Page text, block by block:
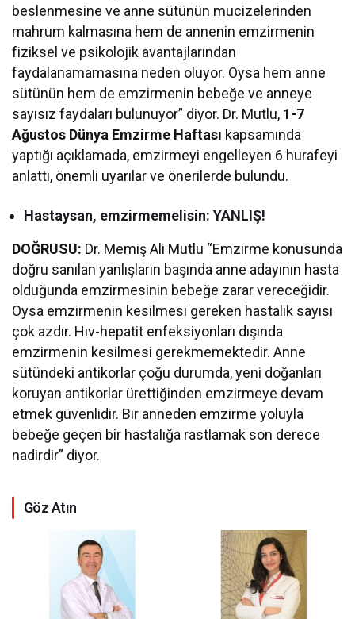
beslenmesine ve anne sütünün mucizelerinden
mahrum kalmasına hem de annenin emzirmenin
fiziksel ve psikolojik avantajlarından
faydalanamamasına neden oluyor. Oysa hem anne
sütünün hem de emzirmenin bebeğe ve anneye
sayısız faydaları bulunuyor” diyor. Dr. Mutlu, 1-7
Ağustos Dünya Emzirme Haftası kapsamında
yaptığı açıklamada, emzirmeyi engelleyen 6 hurafeyi
anlattı, önemli uyarılar ve önerilerde bulundu.
Hastaysan, emzirmemelisin: YANLIŞ!
DOĞRUSU: Dr. Memiş Ali Mutlu “Emzirme konusunda
doğru sanılan yanlışların başında anne adayının hasta
olduğunda emzirmesinin bebeğe zarar vereceğidir.
Oysa emzirmenin kesilmesi gereken hastalık sayısı
çok azdır. Hıv-hepatit enfeksiyonları dışında
emzirmenin kesilmesi gerekmemektedir. Anne
sütündeki antikorlar çoğu durumda, yeni doğanları
koruyan antikorlar ürettiğinden emzirmeye devam
etmek güvenlidir. Bir anneden emzirme yoluyla
bebeğe geçen bir hastalığa rastlamak son derece
nadirdir” diyor.
Göz Atın